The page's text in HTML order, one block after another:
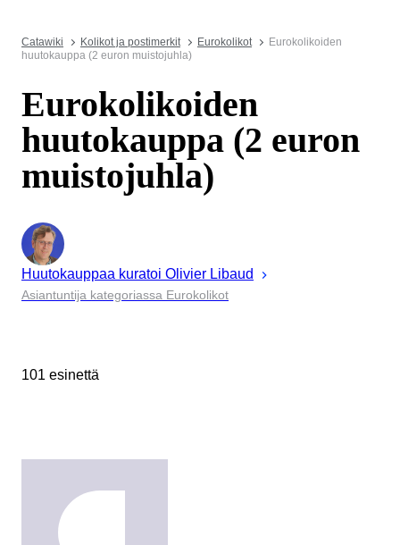
Catawiki Kolikot ja postimerkit Eurokolikot
Eurokolikoiden
huutokauppa (2 euron muistojuhla)
Eurokolikoiden
huutokauppa (2 euron
muistojuhla)
Huutokauppaa kuratoi Olivier Libaud
Asiantuntija kategoriassa Eurokolikot
101 esinettä